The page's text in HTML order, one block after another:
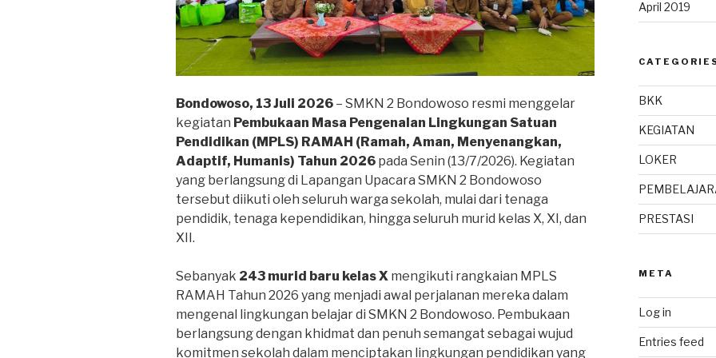
Bondowoso, 13 Juli 2026 – SMKN 2 Bondowoso resmi menggelar
kegiatan Pembukaan Masa Pengenalan Lingkungan Satuan
Pendidikan (MPLS) RAMAH (Ramah, Aman, Menyenangkan,
Adaptif, Humanis) Tahun 2026 pada Senin (13/7/2026). Kegiatan
yang berlangsung di Lapangan Upacara SMKN 2 Bondowoso
tersebut diikuti oleh seluruh warga sekolah, mulai dari tenaga
pendidik, tenaga kependidikan, hingga seluruh murid kelas X, XI, dan
XII.
Sebanyak 243 murid baru kelas X mengikuti rangkaian MPLS
RAMAH Tahun 2026 yang menjadi awal perjalanan mereka dalam
mengenal lingkungan belajar di SMKN 2 Bondowoso. Pembukaan
berlangsung dengan khidmat dan penuh semangat sebagai wujud
komitmen sekolah dalam menciptakan lingkungan pendidikan yang
April 2019
BKK
KEGIATAN
LOKER
PRESTASI
META
Log in
Entries feed